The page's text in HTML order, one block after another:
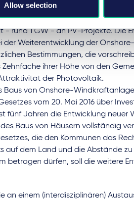
Allow selectionvergeben wird. Rund 300
In der zweiten
rund 1 GW - an PV-Projekte. Die
der Weiterentwicklung der
Bestimmungen, die
ihrer Höhe von den
der Photovoltaik.
Baus von Onshore-
vom 20. Mai 2016 über
fünf Jahren die Entwicklung neuer
Baus von Häusern vollständig
die den Kommunen das
auf dem Land und die Abstände
betragen dürfen, soll die weitere
an einem (interdisziplinären)